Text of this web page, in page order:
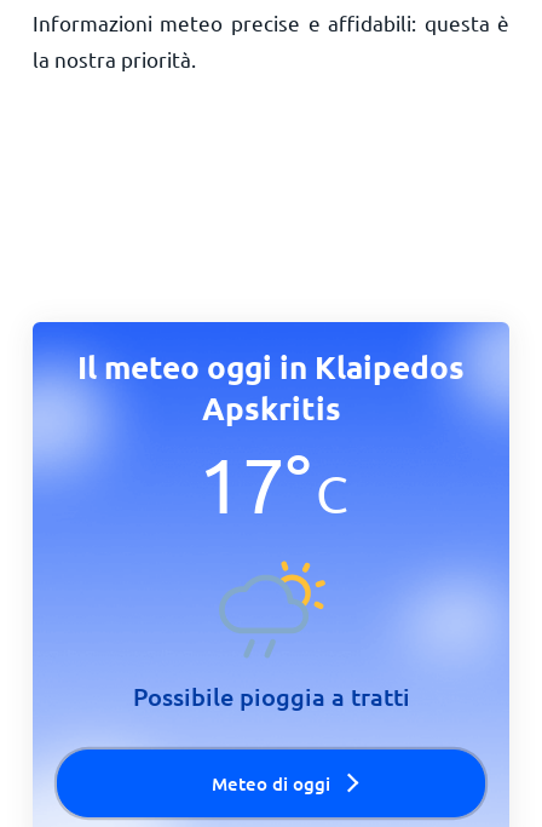
Informazioni meteo precise e affidabili: questa è
la nostra priorità.
Il meteo oggi in Klaipedos
Apskritis
17°C
Possibile pioggia a tratti
Meteo di oggi